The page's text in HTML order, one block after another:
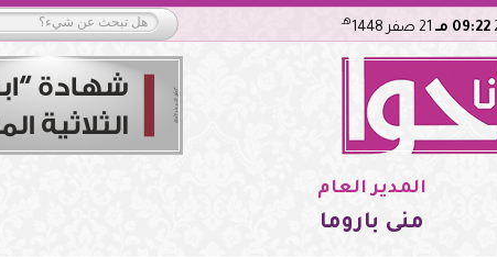
09:22 مـ هـ
المدير العام
منى باروما